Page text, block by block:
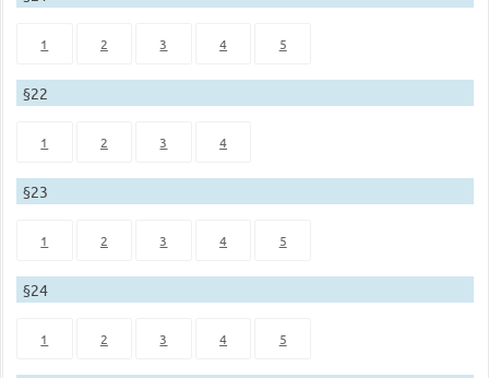
1 2 3 4 5
§22
1 2 3 4
§23
1 2 3 4 5
§24
1 2 3 4 5